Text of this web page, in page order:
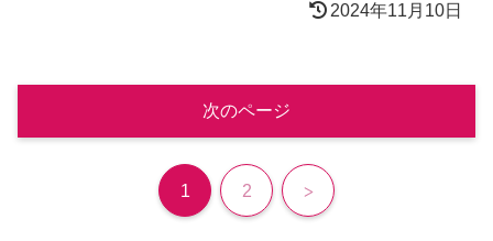
2024年11月10日
次のページ
1 2 次